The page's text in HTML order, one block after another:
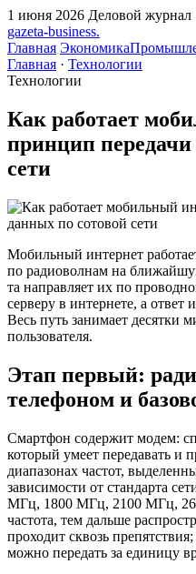
1 июня 2026 Деловой журнал
gazeta-business.
Главная Экономика
Главная · Технологии
Технологии
Как работает
принцип
сети
Мобильный интернет
по радиоволнам на
та направляет их по
серверу в интернете, а ответ
Весь путь занимает десятки
пользователя.
Этап первый:
телефоном и
Смартфон содержит модем:
который умеет передавать и
диапазонах частот,
зависимости от стандарта
МГц, 1800 МГц, 2100 МГц,
частота, тем дальше
проходит сквозь
можно передать за единицу